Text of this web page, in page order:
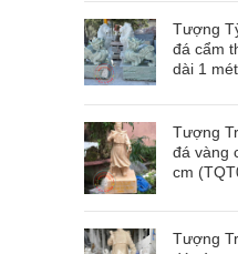
Tượng
đá cẩm
dài 1
Tượng
đá vàng
cm
Tượng